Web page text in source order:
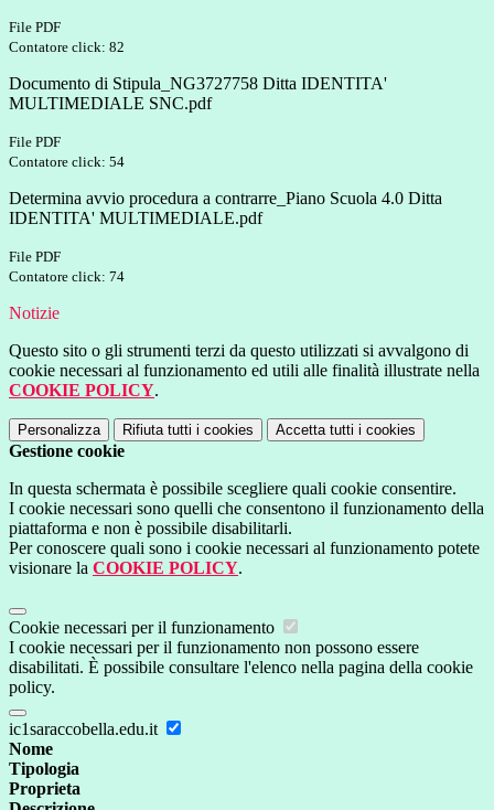
File PDF
Contatore click: 82
Documento di Stipula_NG3727758 Ditta IDENTITA'
MULTIMEDIALE SNC.pdf
File PDF
Contatore click: 54
Determina avvio procedura a contrarre_Piano Scuola 4.0 Ditta
IDENTITA' MULTIMEDIALE.pdf
File PDF
Contatore click: 74
Notizie
Questo sito o gli strumenti terzi da questo utilizzati si avvalgono di
cookie necessari al funzionamento ed utili alle finalità illustrate nella
COOKIE POLICY.
Personalizza Rifiuta tutti i cookies Accetta tutti i cookies
Gestione cookie
In questa schermata è possibile scegliere quali cookie consentire.
I cookie necessari sono quelli che consentono il funzionamento della
piattaforma e non è possibile disabilitarli.
Per conoscere quali sono i cookie necessari al funzionamento potete
visionare la COOKIE POLICY.
Cookie necessari per il funzionamento
I cookie necessari per il funzionamento non possono essere
disabilitati. È possibile consultare l'elenco nella pagina della cookie
policy.
ic1saraccobella.edu.it
Nome
Tipologia
Proprieta